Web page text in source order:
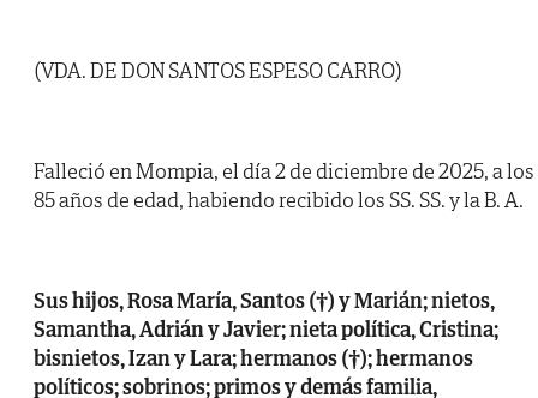
(VDA. DE DON SANTOS ESPESO CARRO)
Falleció en Mompia, el día 2 de diciembre de 2025, a los
85 años de edad, habiendo recibido los SS. SS. y la B. A.
Sus hijos, Rosa María, Santos (†) y Marián; nietos,
Samantha, Adrián y Javier; nieta política, Cristina;
bisnietos, Izan y Lara; hermanos (†); hermanos
políticos; sobrinos; primos y demás familia,